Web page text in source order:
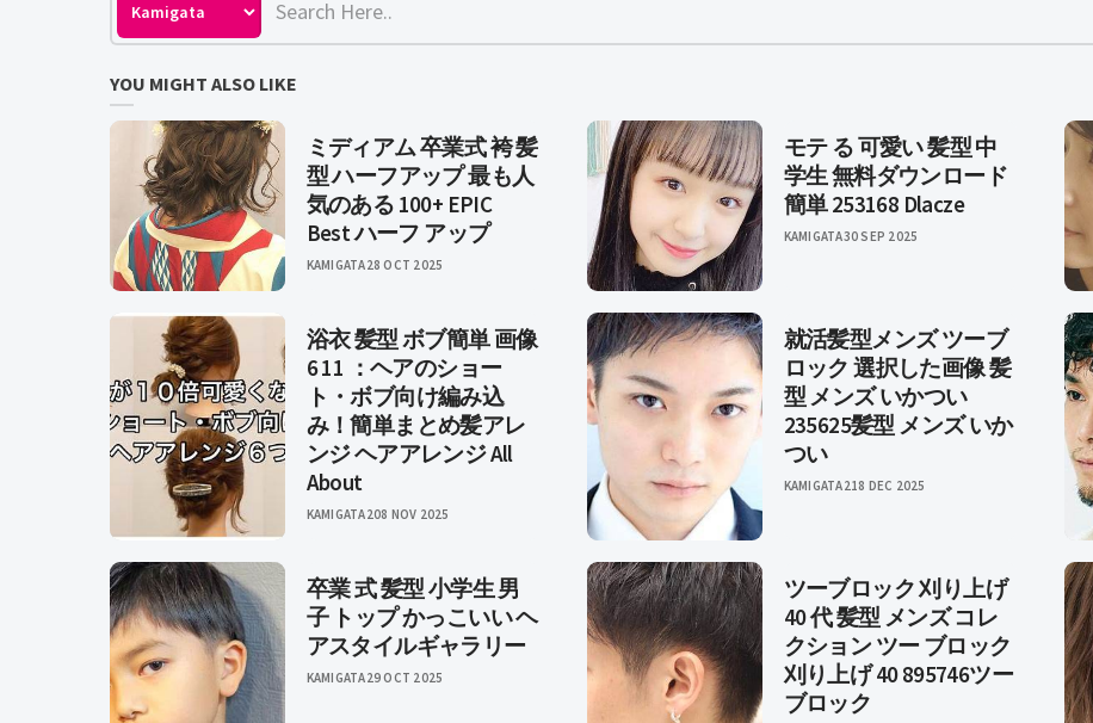
YOU MIGHT ALSO LIKE
ミディアム 卒業式 袴 髪
型 ハーフアップ 最も人
気のある 100+ EPIC
Best ハーフ アップ
KAMIGATA28 OCT 2025
モテ る 可愛い 髪型 中
学生 無料ダウンロード
簡単 253168 Dlacze
KAMIGATA30 SEP 2025
浴衣 髪型 ボブ簡単 画像
6 11 ：ヘアのショー
ト・ボブ向け編み込
み！簡単まとめ髪アレ
ンジ ヘアアレンジ All
About
KAMIGATA208 NOV 2025
就活髪型メンズ ツーブ
ロック 選択した画像 髪
型 メンズ いかつい
235625髪型 メンズ いか
つい
KAMIGATA218 DEC 2025
卒業 式 髪型 小学生 男
子 トップ かっこいい ヘ
アスタイルギャラリー
KAMIGATA29 OCT 2025
ツーブロック 刈り上げ
40 代 髪型 メンズ コレ
クション ツー ブロック
刈り上げ 40 895746ツー
ブロック